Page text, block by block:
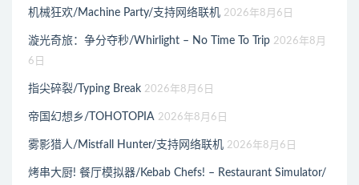
机械狂欢/Machine Party/支持网络联机 2026年8月6日
漩光奇旅：争分夺秒/Whirlight – No Time To Trip 2026年8月
6日
指尖碎裂/Typing Break 2026年8月6日
帝国幻想乡/TOHOTOPIA 2026年8月6日
雾影猎人/Mistfall Hunter/支持网络联机 2026年8月6日
烤串大厨! 餐厅模拟器/Kebab Chefs! – Restaurant Simulator/